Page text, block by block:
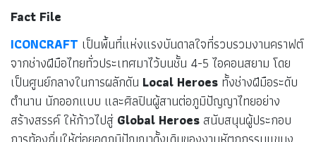
Fact File
ICONCRAFT เป็นพื้นที่แห่งแรงบันดาลใจที่รวบรวมงานคราฟต์
จากช่างฝีมือไทยทั่วประเทศมาไว้บนชั้น 4-5 ไอคอนสยาม โดย
เป็นศูนย์กลางในการผลักดัน Local Heroes ทั้งช่างฝีมือระดับ
ตำนาน นักออกแบบ และศิลปินผู้สานต่อภูมิปัญญาไทยอย่าง
สร้างสรรค์ ให้ก้าวไปสู่ Global Heroes สนับสนุนผู้ประกอบ